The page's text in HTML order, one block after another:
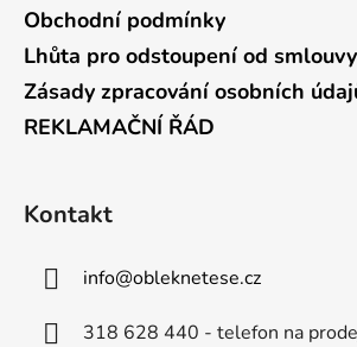
Obchodní podmínky
Lhůta pro odstoupení od
Zásady zpracování osobních
REKLAMAČNÍ ŘÁD
Kontakt
info@obleknetese.cz
318 628 440 - telefon na